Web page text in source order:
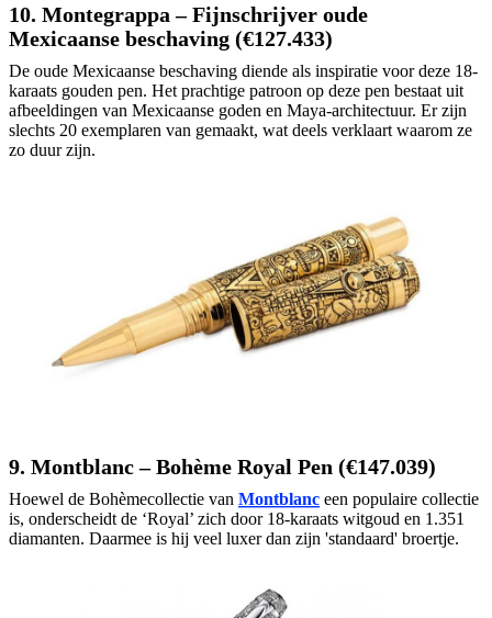
10. Montegrappa – Fijnschrijver oude
Mexicaanse beschaving (€127.433)
De oude Mexicaanse beschaving diende als inspiratie voor deze 18-
karaats gouden pen. Het prachtige patroon op deze pen bestaat uit
afbeeldingen van Mexicaanse goden en Maya-architectuur. Er zijn
slechts 20 exemplaren van gemaakt, wat deels verklaart waarom ze
zo duur zijn.
9. Montblanc – Bohème Royal Pen (€147.039)
Hoewel de Bohèmecollectie van Montblanc een populaire collectie
is, onderscheidt de ‘Royal’ zich door 18-karaats witgoud en 1.351
diamanten. Daarmee is hij veel luxer dan zijn 'standaard' broertje.